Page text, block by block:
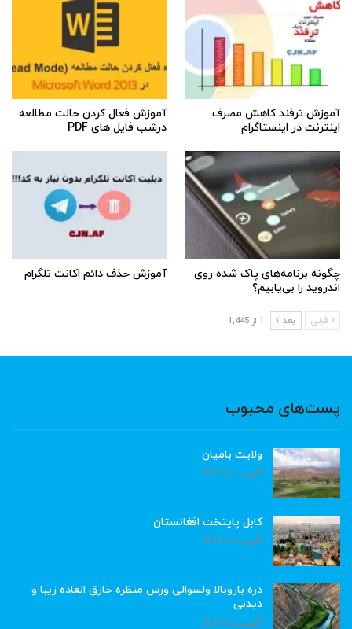
آموزش ترفند کاهش مصرف
اینترنت در اینستاگرام
آموزش فعال کردن حالت مطالعه
درشب فایل های PDF
چگونه برنامه‌های پاک شده روی
اندروید را بی‌یابیم؟
آموزش حذف دائم اکانت تلگرام
قبلی بعد 1 از 1,445
پست‌های محبوب
ولایت بامیان
آگوست 6, 2026
کابل پایتخت افغانستان
آگوست 6, 2026
دره بازوبالا ولسوالی ورس منظره خارق العاده زیبا و
دیدنی
آگوست 6, 2026